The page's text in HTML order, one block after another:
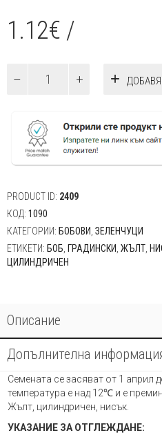
1.12€ /
40гр.
PRODUCT ID: 2409
КОД: 1090
КАТЕГОРИИ: БОБОВИ, ЗЕЛЕНЧУЦИ
ЕТИКЕТИ: БОБ, ГРАДИНСКИ, ЖЪЛТ,
ЦИЛИНДРИЧЕН
Описание
Допълнителна
Семената се засяват от 1 април
температура е над 12℃ и е
Жълт, цилиндричен, нисък.
УКАЗАНИЕ ЗА ОТГЛЕЖДАНЕ: